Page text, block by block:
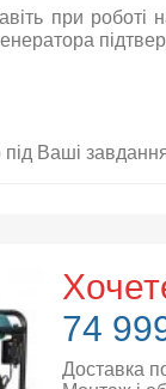
при роботі
під Ваші
74
Доставка